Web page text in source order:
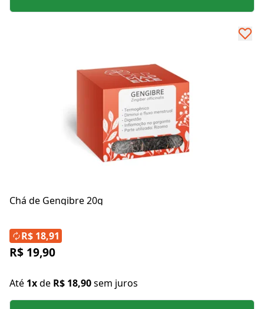
Chá de Gengibre 20g
R$ 19,90
Até 1xde R$ 18,90sem juros
R$ 18,91